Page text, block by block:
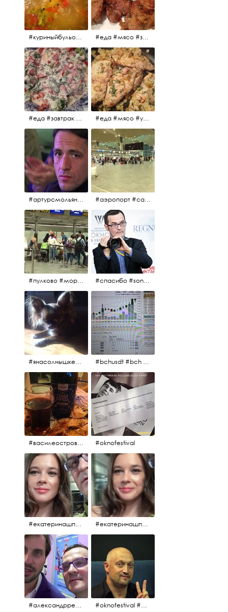
#куриныйбульон #лавровыйлист #помидоры #картофель #чеснок #лук #морковь #приправы #перецдушистый #курица #ужин #еда #сольповкусу #жёлтыйкарри #имбирь #кориандр #кокос #лимонныйсок #оливковоемасло #кумин #кайенскийперец #еда #мясо #завтрак #источниквдохновения #люблюготовить
#еда #завтрак #витамины #помидоры #укроп #огурцы #сметана #салат #еда #мясо #утро #завтрак #едакакисточниквдохновения
#артурсмольянинов @melnikovadsh #artursmolyaninov #аэропорт #санктпетербург #пулково #мореморе #моремолнцепесок #дваночи
#пулково #море #песок #лето #морепесоксолнце #дваночи #спасибо #sony #nikon #oknofestivsl @alex_kurov #aplgallery
#янасолнышкележу #янасолнышкогляжу #чихуахуа #bchusdt #bch #usdt #sell #buy #exchange #markets #bitcoincash #cryptocurrency #pump
#василеостровское #синяяборода #пиво #пивовобла #вобла #рыба #oknofestival
#екатеринашпица #шпица @ekaterinashpitsa #екатеринашпица #шпица @ekaterinashpitsa
#александрревва #ревва #артурпирожков #бабушкалегкогоповедения @arthurpirozhkov #oknofestival #gosha #гошакуценко